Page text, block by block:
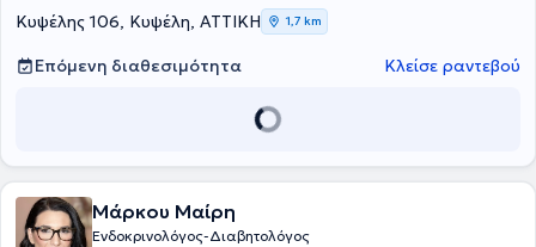
Κυψέλης 106, Κυψέλη, ΑΤΤΙΚΗ 1,7 km
Επόμενη διαθεσιμότητα Κλείσε ραντεβού
Μάρκου Μαίρη
Ενδοκρινολόγος-Διαβητολόγος